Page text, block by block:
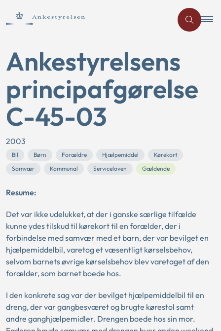
Ankestyrelsens
principafgørelse
C-45-03
2003
Bil Børn Forældre Hjælpemiddel
Kørekort
Samvær
Kommunal Serviceloven Gældende
Resume:
Det var ikke udelukket, at der i ganske særlige tilfælde
kunne ydes tilskud til kørekort til en forælder, der i
forbindelse med samvær med et barn, der var bevilget en
hjælpemiddelbil, varetog et væsentligt kørselsbehov,
selvom barnets øvrige kørselsbehov blev varetaget af den
forælder, som barnet boede hos.
I den konkrete sag var der bevilget hjælpemiddelbil til en
dreng, der var gangbesværet og brugte kørestol samt
andre ganghjælpemidler. Drengen boede hos sin mor.